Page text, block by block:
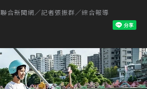
聯合新聞網／記者張振群／綜合報導